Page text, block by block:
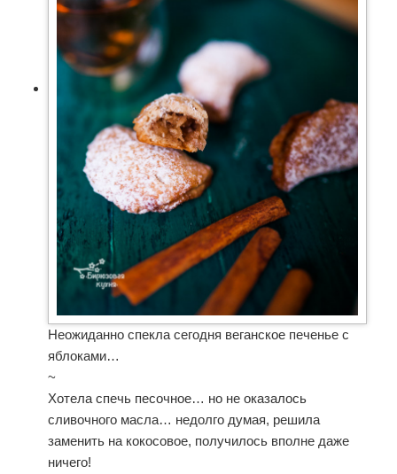
Неожиданно спекла сегодня веганское печенье с
яблоками…
~
Хотела спечь песочное… но не оказалось
сливочного масла… недолго думая, решила
заменить на кокосовое, получилось вполне даже
ничего!